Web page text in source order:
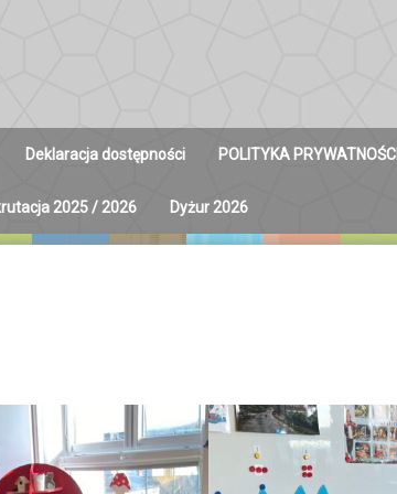
Deklaracja dostępności POLITYKA PRYWATNOŚCI
2025 / 2026 Dyżur 2026